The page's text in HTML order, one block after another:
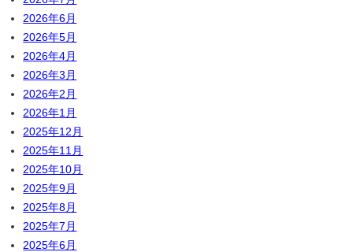
2026年6月
2026年5月
2026年4月
2026年3月
2026年2月
2026年1月
2025年12月
2025年11月
2025年10月
2025年9月
2025年8月
2025年7月
2025年6月